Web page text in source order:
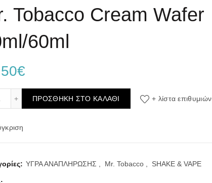
Tobacco Cream Wafer
60ml
€
Mr. Tobacco Cream Wafer 10ml/60ml ποσότητα
ΠΡΟΣΘΉΚΗ ΣΤΟ ΚΑΛΆΘΙ + λίστα επιθυμιών
ΥΓΡΑ ΑΝΑΠΛΗΡΩΣΗΣ Mr. Tobacco SHAKE & VAPE